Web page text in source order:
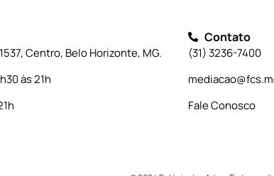
Centro, Belo Horizonte, MG.
às 21h
Contato
(31) 3236-7400
Fale Conosco